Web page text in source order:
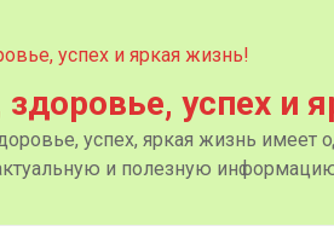
здоровье, успех и
успех, яркая жизнь имеет
и полезную